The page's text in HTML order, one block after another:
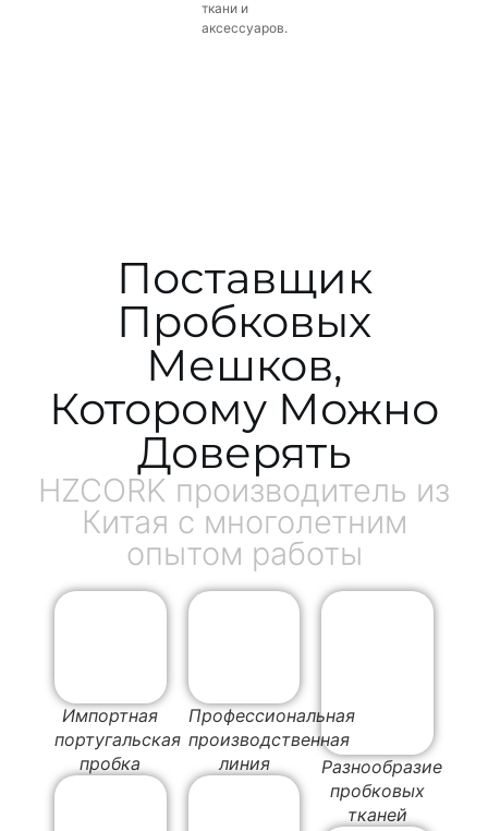
ткани и
аксессуаров.
Поставщик
Пробковых
Мешков,
Которому Можно
Доверять
HZCORK производитель из
Китая с многолетним
опытом работы
Импортная
португальская
пробка
Профессиональная
производственная
линия
Разнообразие
пробковых
тканей